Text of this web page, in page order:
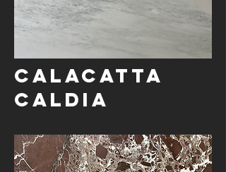
Calacatta
Caldia